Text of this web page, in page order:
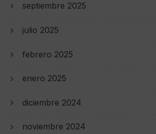
septiembre 2025
julio 2025
febrero 2025
enero 2025
diciembre 2024
noviembre 2024